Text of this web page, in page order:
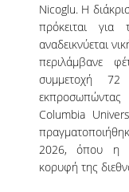
ΜΕΛΗ
ΜΕΛΗ
ΜΕΛΗ
Nicoglu. Η
πρόκειται
αναδεικνύεται
περιλάμβανε
συμμετοχή
Columbia
2026, όπου η
κορυφή της